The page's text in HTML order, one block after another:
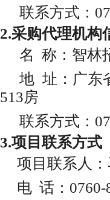
联系方式：
2.采购代理机构
名 称：智林
地 址：广东
513房
联系方式：
3.项目联系方式
项目联系人
电 话：0760-